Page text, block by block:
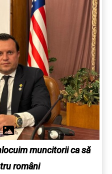
muncitorii ca să
români